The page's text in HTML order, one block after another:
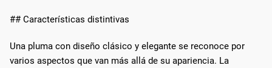
## Características distintivas
Una pluma con diseño clásico y elegante se reconoce por
varios aspectos que van más allá de su apariencia. La